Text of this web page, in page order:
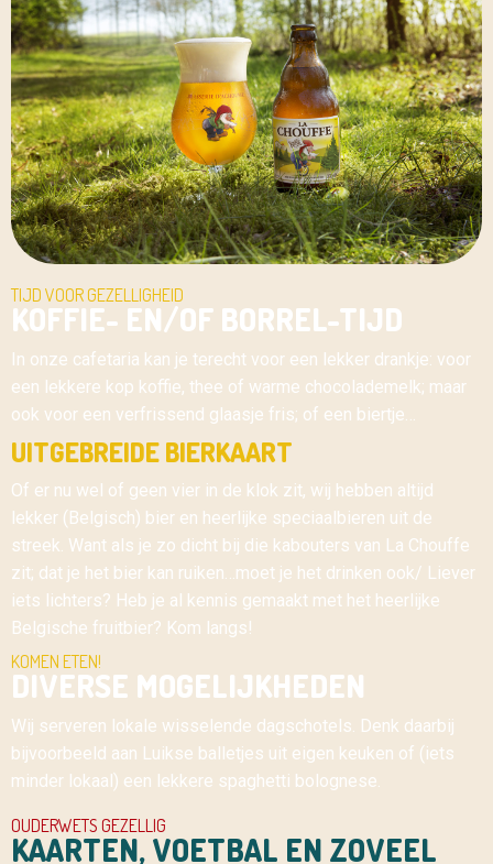
TIJD VOOR GEZELLIGHEID
KOFFIE- EN/OF BORREL-TIJD
In onze cafetaria kan je terecht voor een lekker drankje: voor
een lekkere kop koffie, thee of warme chocolademelk; maar
ook voor een verfrissend glaasje fris; of een biertje…
UITGEBREIDE BIERKAART
Of er nu wel of geen vier in de klok zit, wij hebben altijd
lekker (Belgisch) bier en heerlijke speciaalbieren uit de
streek. Want als je zo dicht bij die kabouters van La Chouffe
zit; dat je het bier kan ruiken…moet je het drinken ook/ Liever
iets lichters? Heb je al kennis gemaakt met het heerlijke
Belgische fruitbier? Kom langs!
KOMEN ETEN!
DIVERSE MOGELIJKHEDEN
Wij serveren lokale wisselende dagschotels. Denk daarbij
bijvoorbeeld aan Luikse balletjes uit eigen keuken of (iets
minder lokaal) een lekkere spaghetti bolognese.
OUDERWETS GEZELLIG
KAARTEN, VOETBAL EN ZOVEEL